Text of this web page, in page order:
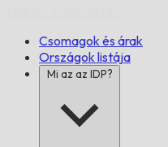
Csomagok és árak
Országok listája
Mi az az IDP?